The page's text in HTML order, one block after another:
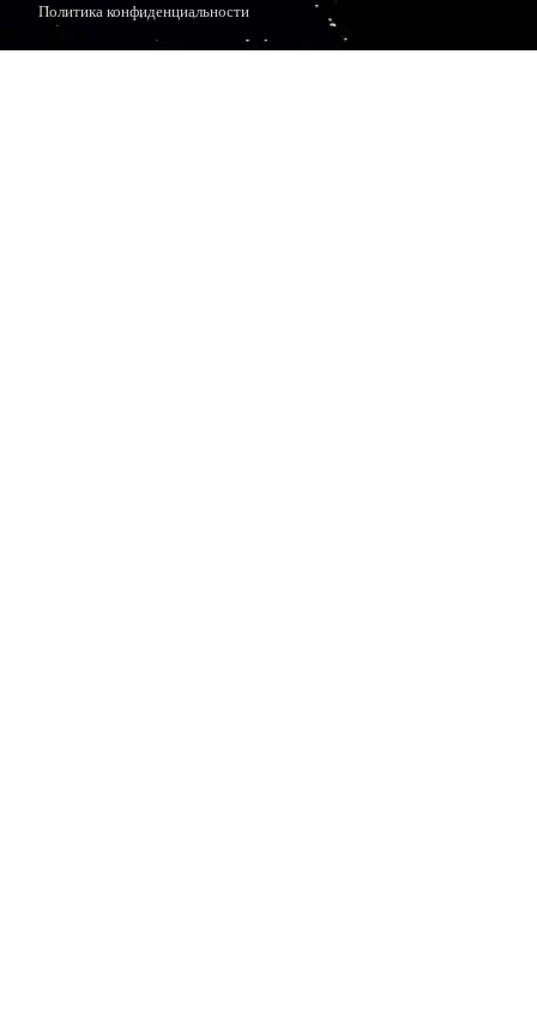
Политика конфиденциальности